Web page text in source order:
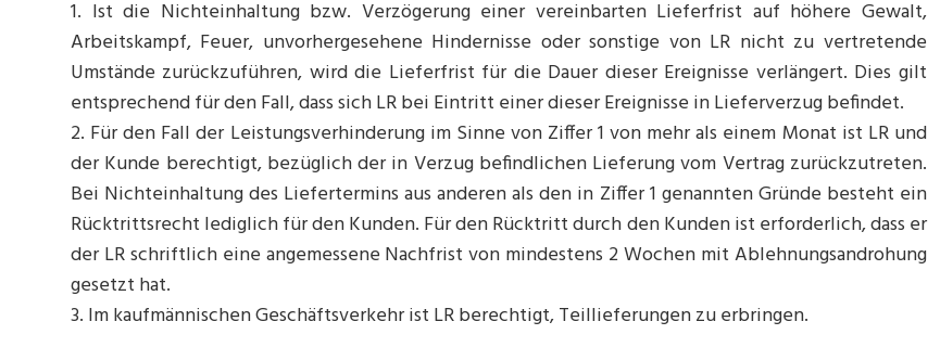
1. Ist die Nichteinhaltung bzw. Verzögerung einer vereinbarten Lieferfrist auf höhere Gewalt,
Arbeitskampf, Feuer, unvorhergesehene Hindernisse oder sonstige von LR nicht zu vertretende
Umstände zurückzuführen, wird die Lieferfrist für die Dauer dieser Ereignisse verlängert. Dies gilt
entsprechend für den Fall, dass sich LR bei Eintritt einer dieser Ereignisse in Lieferverzug befindet.
2. Für den Fall der Leistungsverhinderung im Sinne von Ziffer 1 von mehr als einem Monat ist LR und
der Kunde berechtigt, bezüglich der in Verzug befindlichen Lieferung vom Vertrag zurückzutreten.
Bei Nichteinhaltung des Liefertermins aus anderen als den in Ziffer 1 genannten Gründe besteht ein
Rücktrittsrecht lediglich für den Kunden. Für den Rücktritt durch den Kunden ist erforderlich, dass er
der LR schriftlich eine angemessene Nachfrist von mindestens 2 Wochen mit Ablehnungsandrohung
gesetzt hat.
3. Im kaufmännischen Geschäftsverkehr ist LR berechtigt, Teillieferungen zu erbringen.